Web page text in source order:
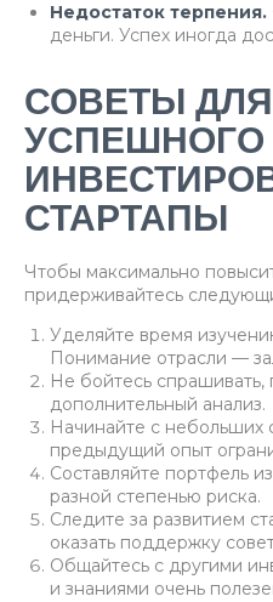
Недостаток терпения.
деньги. Успех иногда
СОВЕТЫ ДЛЯ
УСПЕШНОГО
СТАРТАПЫ
Чтобы максимально
придерживайтесь
Уделяйте время
Понимание отрасли —
Не бойтесь спрашивать,
дополнительный анализ.
Начинайте с небольших
предыдущий опыт
Составляйте портфель
разной степенью риска.
Следите за развитием
оказать поддержку
Общайтесь с другими
и знаниями очень